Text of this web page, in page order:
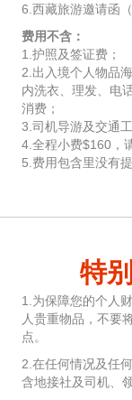
6.西藏旅游邀请函（
费用不含：
1.护照及签证费；
2.出入境个人物品
内洗衣、理发、电
消费；
3.司机导游及交通
4.全程小费$160，
5.费用包含里没有
特
1.为保障您的个人
人贵重物品，不要
点。
2.在任何情况及任
含地接社及司机、